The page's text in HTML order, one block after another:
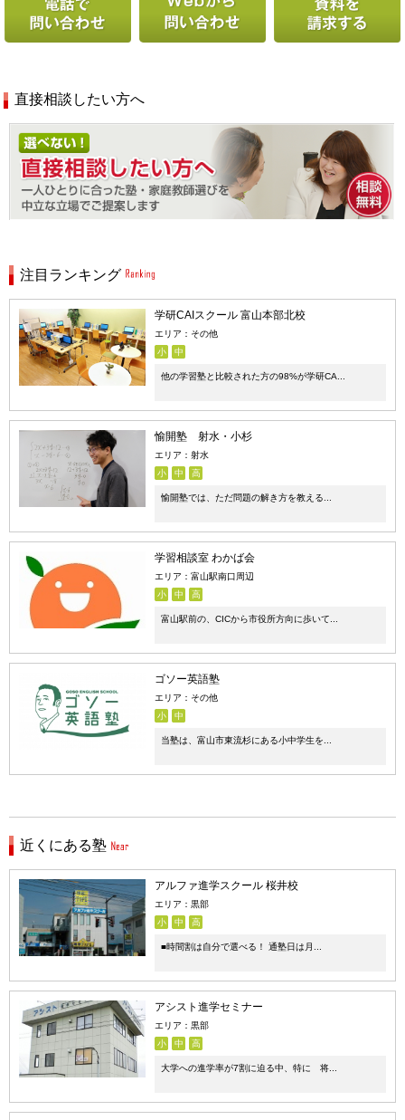
直接相談したい方へ
注目ランキング
学研CAIスクール 富山本部北校
エリア：その他
小
中
他の学習塾と比較された方の98%が学研CA...
愉開塾 射水・小杉
エリア：射水
小
中 高
愉開塾では、ただ問題の解き方を教える...
学習相談室 わかば会
エリア：富山駅南口周辺
小
中 高
富山駅前の、CICから市役所方向に歩いて...
ゴソー英語塾
エリア：その他
小
中
当塾は、富山市東流杉にある小中学生を...
近くにある塾
アルファ進学スクール 桜井校
エリア：黒部
小
中 高
■時間割は自分で選べる！ 通塾日は月...
アシスト進学セミナー
エリア：黒部
小
中 高
大学への進学率が7割に迫る中、特に 将...